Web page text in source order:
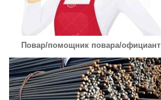
Повар/помощник повара/официант